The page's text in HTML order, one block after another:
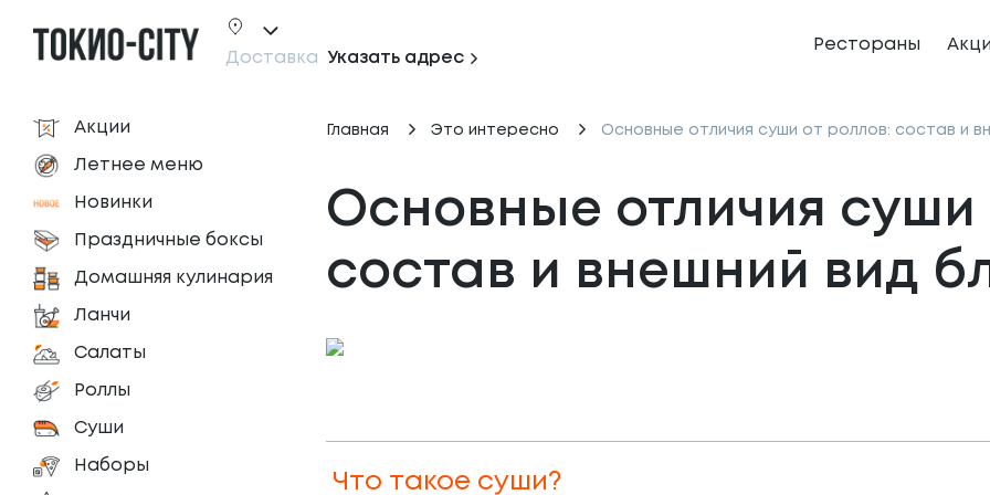
Доставка Указать адрес
Рестораны
Акции
Летнее меню
Новинки
Праздничные боксы
Домашняя кулинария
Ланчи
Салаты
Роллы
Суши
Наборы
Главная Это интересно Основные отличия суши от роллов: состав и
Основные отличия суши
состав и внешний вид
Что такое суши?